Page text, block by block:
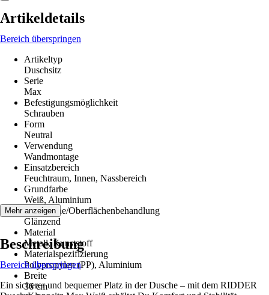
Artikeldetails
Bereich überspringen
Artikeltyp
Duschsitz
Serie
Max
Befestigungsmöglichkeit
Schrauben
Form
Neutral
Verwendung
Wandmontage
Einsatzbereich
Feuchtraum, Innen, Nassbereich
Grundfarbe
Weiß, Aluminium
Oberfläche/Oberflächenbehandlung
Glänzend
Material
Metall, Kunststoff
Materialspezifizierung
Polypropylen (PP), Aluminium
Breite
36 cm
Mehr anzeigen
Beschreibung
Bereich überspringen
Ein sicherer und bequemer Platz in der Dusche – mit dem RIDDER